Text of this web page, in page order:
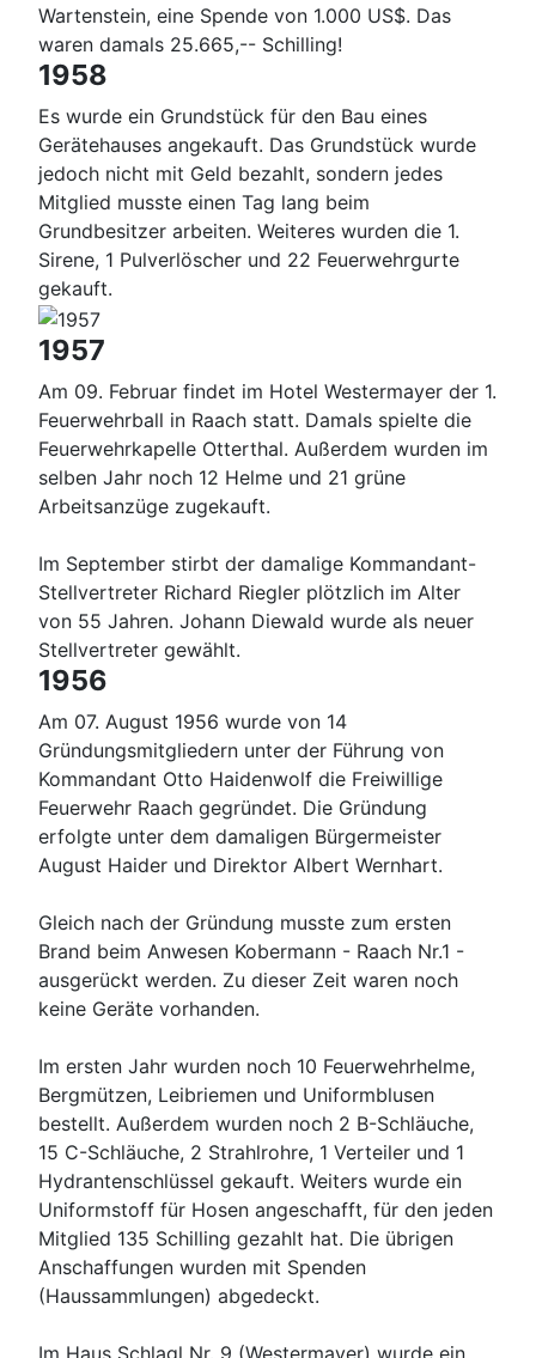
Wartenstein, eine Spende von 1.000 US$. Das
waren damals 25.665,-- Schilling!
1958
Es wurde ein Grundstück für den Bau eines
Gerätehauses angekauft. Das Grundstück wurde
jedoch nicht mit Geld bezahlt, sondern jedes
Mitglied musste einen Tag lang beim
Grundbesitzer arbeiten. Weiteres wurden die 1.
Sirene, 1 Pulverlöscher und 22 Feuerwehrgurte
gekauft.
1957
Am 09. Februar findet im Hotel Westermayer der 1.
Feuerwehrball in Raach statt. Damals spielte die
Feuerwehrkapelle Otterthal. Außerdem wurden im
selben Jahr noch 12 Helme und 21 grüne
Arbeitsanzüge zugekauft.
Im September stirbt der damalige Kommandant-
Stellvertreter Richard Riegler plötzlich im Alter
von 55 Jahren. Johann Diewald wurde als neuer
Stellvertreter gewählt.
1956
Am 07. August 1956 wurde von 14
Gründungsmitgliedern unter der Führung von
Kommandant Otto Haidenwolf die Freiwillige
Feuerwehr Raach gegründet. Die Gründung
erfolgte unter dem damaligen Bürgermeister
August Haider und Direktor Albert Wernhart.
Gleich nach der Gründung musste zum ersten
Brand beim Anwesen Kobermann - Raach Nr.1 -
ausgerückt werden. Zu dieser Zeit waren noch
keine Geräte vorhanden.
Im ersten Jahr wurden noch 10 Feuerwehrhelme,
Bergmützen, Leibriemen und Uniformblusen
bestellt. Außerdem wurden noch 2 B-Schläuche,
15 C-Schläuche, 2 Strahlrohre, 1 Verteiler und 1
Hydrantenschlüssel gekauft. Weiters wurde ein
Uniformstoff für Hosen angeschafft, für den jeden
Mitglied 135 Schilling gezahlt hat. Die übrigen
Anschaffungen wurden mit Spenden
(Haussammlungen) abgedeckt.
Im Haus Schlagl Nr. 9 (Westermayer) wurde ein